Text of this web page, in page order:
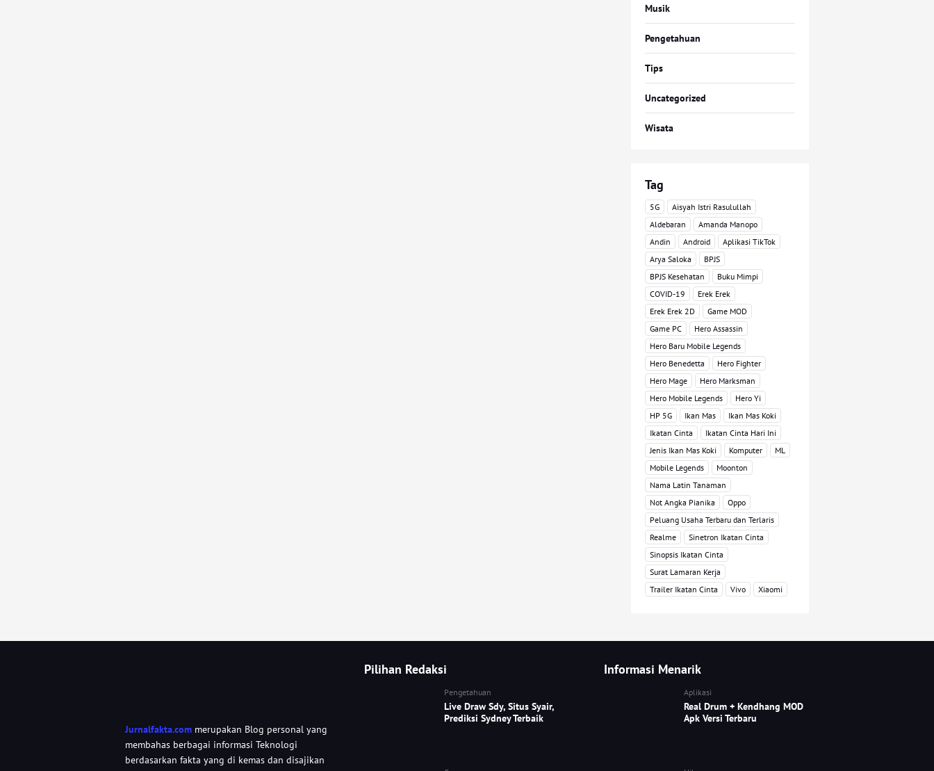
Musik
Pengetahuan
Tips
Uncategorized
Wisata
Tag
5G
Aisyah Istri Rasulullah
Aldebaran
Amanda Manopo
Andin
Android
Aplikasi TikTok
Arya Saloka
BPJS
BPJS Kesehatan
Buku Mimpi
COVID-19
Erek Erek
Erek Erek 2D
Game MOD
Game PC
Hero Assassin
Hero Baru Mobile Legends
Hero Benedetta
Hero Fighter
Hero Mage
Hero Marksman
Hero Mobile Legends
Hero Yi
HP 5G
Ikan Mas
Ikan Mas Koki
Ikatan Cinta
Ikatan Cinta Hari Ini
Jenis Ikan Mas Koki
Komputer
ML
Mobile Legends
Moonton
Nama Latin Tanaman
Not Angka Pianika
Oppo
Peluang Usaha Terbaru dan Terlaris
Realme
Sinetron Ikatan Cinta
Sinopsis Ikatan Cinta
Surat Lamaran Kerja
Trailer Ikatan Cinta
Vivo Xiaomi
Jurnalfakta.com merupakan Blog personal yang
membahas berbagai informasi Teknologi
berdasarkan fakta yang di kemas dan disajikan
Pilihan Redaksi
Pengetahuan
Live Draw Sdy, Situs Syair,
Prediksi Sydney Terbaik
Informasi Menarik
Aplikasi
Real Drum + Kendhang MOD
Apk Versi Terbaru